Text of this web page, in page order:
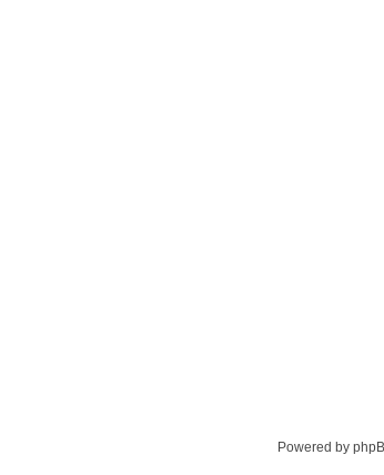
Powered by